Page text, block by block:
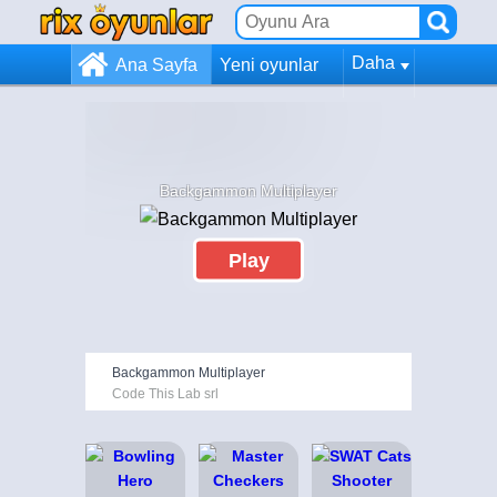
Ana Sayfa Yeni oyunlar Daha
Backgammon Multiplayer
Play
Backgammon Multiplayer
Code This Lab srl